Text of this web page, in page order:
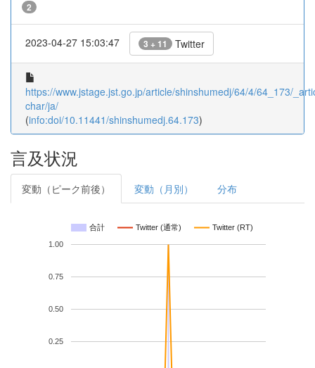
2
2023-04-27 15:03:47 3 + 11 Twitter
https://www.jstage.jst.go.jp/article/shinshumedj/64/4/64_173/
char/ja/
(info:doi/10.11441/shinshumedj.64.173)
言及状況
変動（ピーク前後） 変動（月別） 分布
合計 Twitter (通常) Twitter (RT)
0.25
0.50
0.75
1.00